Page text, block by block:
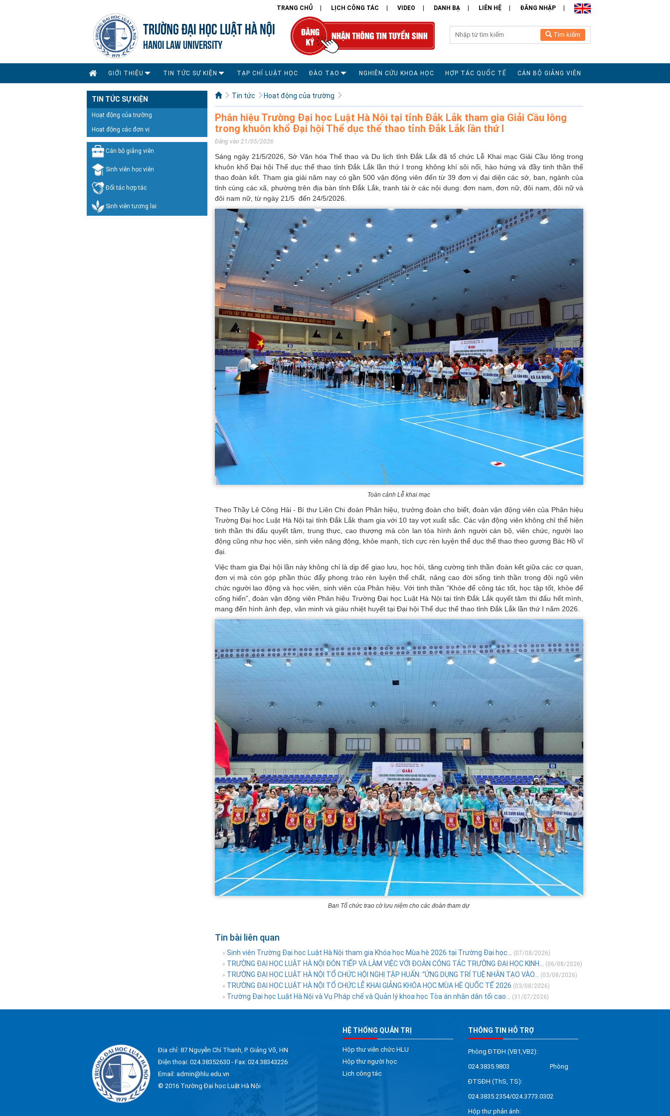
TRANG CHỦ LỊCH CÔNG TÁC VIDEO DANH BẠ LIÊN HỆ ĐĂNG NHẬP
TRƯỜNG ĐẠI HỌC LUẬT HÀ NỘI
HANOI LAW UNIVERSITY
Tìm kiếm
GIỚI THIỆU TIN TỨC SỰ KIỆN TẠP CHÍ LUẬT HỌC ĐÀO TẠO NGHIÊN CỨU KHOA HỌC HỢP TÁC QUỐC TẾ CÁN BỘ GIẢNG VIÊN
TIN TỨC SỰ KIỆN
Hoạt động của trường
Hoạt động các đơn vị
Cán bộ giảng viên
Sinh viên học viên
Đối tác hợp tác
Sinh viên tương lai
Tin tức Hoạt động của trường
Phân hiệu Trường Đại học Luật Hà Nội tại tỉnh Đắk Lắk tham gia Giải Cầu lông
trong khuôn khổ Đại hội Thể dục thể thao tỉnh Đắk Lắk lần thứ I
Đăng vào 21/05/2026
Sáng ngày 21/5/2026, Sở Văn hóa Thể thao và Du lịch tỉnh Đắk Lắk đã tổ chức Lễ Khai mạc Giải Cầu lông trong
khuôn khổ Đại hội Thể dục thể thao tỉnh Đắk Lắk lần thứ I trong không khí sôi nổi, hào hứng và đầy tinh thần thể
thao đoàn kết. Tham gia giải năm nay có gần 500 vận động viên đến từ 39 đơn vị đại diện các sở, ban, ngành của
tỉnh cùng các xã, phường trên địa bàn tỉnh Đắk Lắk, tranh tài ở các nội dung: đơn nam, đơn nữ, đôi nam, đôi nữ và
đôi nam nữ, từ ngày 21/5 đến 24/5/2026.
Toàn cảnh Lễ khai mạc
Theo Thầy Lê Công Hải - Bí thư Liên Chi đoàn Phân hiệu, trưởng đoàn cho biết, đoàn vận động viên của Phân hiệu
Trường Đại học Luật Hà Nội tại tỉnh Đắk Lắk tham gia với 10 tay vợt xuất sắc. Các vận động viên không chỉ thể hiện
tinh thần thi đấu quyết tâm, trung thực, cao thượng mà còn lan tỏa hình ảnh người cán bộ, viên chức, người lao
động cũng như học viên, sinh viên năng động, khỏe mạnh, tích cực rèn luyện thể dục thể thao theo gương Bác Hồ vĩ
đại.
Việc tham gia Đại hội lần này không chỉ là dịp để giao lưu, học hỏi, tăng cường tinh thần đoàn kết giữa các cơ quan,
đơn vị mà còn góp phần thúc đẩy phong trào rèn luyện thể chất, nâng cao đời sống tinh thần trong đội ngũ viên
chức người lao động và học viên, sinh viên của Phân hiệu. Với tinh thần “Khỏe để công tác tốt, học tập tốt, khỏe để
cống hiến”, đoàn vận động viên Phân hiệu Trường Đại học Luật Hà Nội tại tỉnh Đắk Lắk quyết tâm thi đấu hết mình,
mang đến hình ảnh đẹp, văn minh và giàu nhiệt huyết tại Đại hội Thể dục thể thao tỉnh Đắk Lắk lần thứ I năm 2026.
Ban Tổ chức trao cờ lưu niệm cho các đoàn tham dự
Tin bài liên quan
» Sinh viên Trường Đại học Luật Hà Nội tham gia Khóa học Mùa hè 2026 tại Trường Đại học...
(07/08/2026)
» TRƯỜNG ĐẠI HỌC LUẬT HÀ NỘI ĐÓN TIẾP VÀ LÀM VIỆC VỚI ĐOÀN CÔNG TÁC TRƯỜNG ĐẠI HỌC KINH...
(06/08/2026)
» TRƯỜNG ĐẠI HỌC LUẬT HÀ NỘI TỔ CHỨC HỘI NGHỊ TẬP HUẤN: “ỨNG DỤNG TRÍ TUỆ NHÂN TẠO VÀO...
(03/08/2026)
» TRƯỜNG ĐẠI HỌC LUẬT HÀ NỘI TỔ CHỨC LỄ KHAI GIẢNG KHÓA HỌC MÙA HÈ QUỐC TẾ 2026 (03/08/2026)
» Trường Đại học Luật Hà Nội và Vụ Pháp chế và Quản lý khoa học Tòa án nhân dân tối cao... (31/07/2026)
Địa chỉ: 87 Nguyễn Chí Thanh, P. Giảng Võ, HN
Điện thoại: 024.38352630 - Fax: 024.38343226
Email: admin@hlu.edu.vn
© 2016 Trường Đại học Luật Hà Nội
HỆ THỐNG QUẢN TRỊ
Hộp thư viên chức HLU
Hộp thư người học
Lịch công tác
THÔNG TIN HỖ TRỢ
Phòng ĐTĐH (VB1,VB2):
024.3835.9803 Phòng
ĐTSĐH (ThS, TS):
024.3835.2354/024.3773.0302
Hộp thư phản ánh: